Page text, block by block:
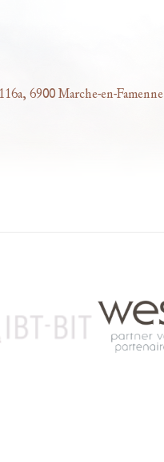
6900 Marche-en-Famenne